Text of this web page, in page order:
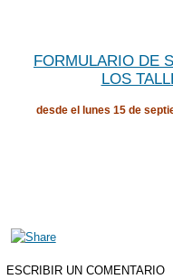
FORMULARIO DE
LOS
desde el lunes 15 de
ESCRIBIR UN COMENTARIO